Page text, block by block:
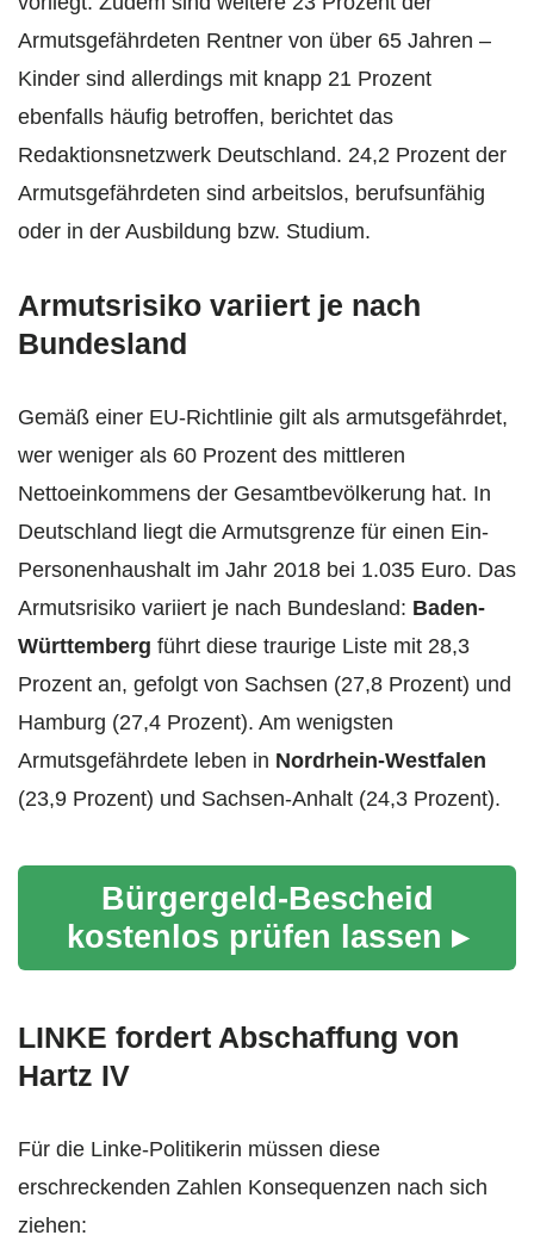
Armutsgefährdeten Rentner von über 65 Jahren –
Kinder sind allerdings mit knapp 21 Prozent
ebenfalls häufig betroffen, berichtet das
Redaktionsnetzwerk Deutschland. 24,2 Prozent der
Armutsgefährdeten sind arbeitslos, berufsunfähig
oder in der Ausbildung bzw. Studium.
Armutsrisiko variiert je nach
Bundesland
Gemäß einer EU-Richtlinie gilt als armutsgefährdet,
wer weniger als 60 Prozent des mittleren
Nettoeinkommens der Gesamtbevölkerung hat. In
Deutschland liegt die Armutsgrenze für einen Ein-
Personenhaushalt im Jahr 2018 bei 1.035 Euro. Das
Armutsrisiko variiert je nach Bundesland: Baden-
Württemberg führt diese traurige Liste mit 28,3
Prozent an, gefolgt von Sachsen (27,8 Prozent) und
Hamburg (27,4 Prozent). Am wenigsten
Armutsgefährdete leben in Nordrhein-Westfalen
(23,9 Prozent) und Sachsen-Anhalt (24,3 Prozent).
Bürgergeld-Bescheid
kostenlos prüfen lassen ▸
LINKE fordert Abschaffung von
Hartz IV
Für die Linke-Politikerin müssen diese
erschreckenden Zahlen Konsequenzen nach sich
ziehen: